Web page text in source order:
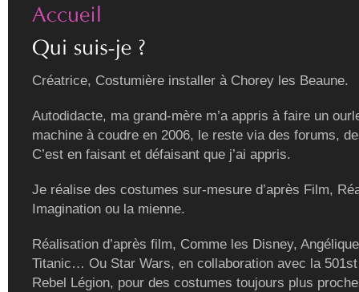
Créatrice, Costumière installer à Chorey les Beaune.
Autodidacte, ma grand-mère m’a appris à faire un
machine à coudre en 2006, le reste via des forums,
C’est en faisant et défaisant que j’ai appris.
Je réalise des costumes sur-mesure d’après Film,
Imagination ou la mienne.
Réalisation d’après film, Comme les Disney,
Titanic… Ou Star Wars, en collaboration avec la
Rebel Légion, pour des costumes toujours plus